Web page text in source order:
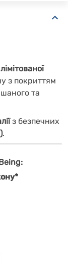
з покриттям
та
з безпечних
.